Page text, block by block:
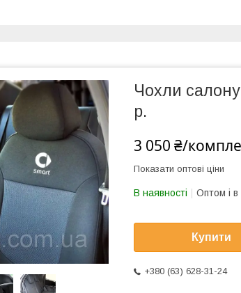
Чохли
р.
3 050 ₴/
Показати оптові ціни
В наявності Оптом і в
Купити
+380 (63) 628-31-24